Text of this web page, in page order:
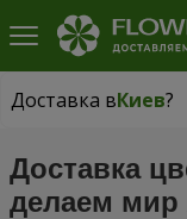
Доставка вКиев?
Доставка вКиев
Доставка
делаем мир